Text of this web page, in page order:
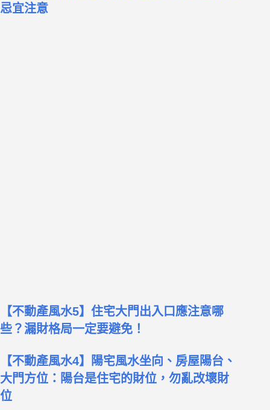
忌宜注意
【不動產風水5】住宅大門出入口應注意哪
些？漏財格局一定要避免！
【不動產風水4】陽宅風水坐向、房屋陽台、
大門方位：陽台是住宅的財位，勿亂改壞財
位